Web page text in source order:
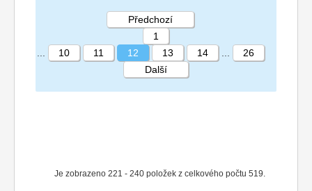
STRÁNKA 12 26
Je zobrazeno 221 - 240 položek z celkového počtu 519.
Předchozí
1
10 11 12 13 14
26
Další